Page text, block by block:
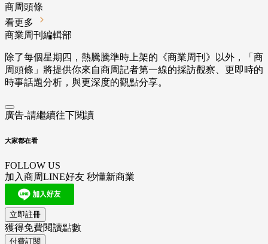
商周頭條
看更多
商業周刊編輯部
除了每個星期四，熱騰騰準時上架的《商業周刊》以外，「商
周頭條」將提供你來自商周記者第一線的採訪觀察、 更即時的
時事話題分析，與更深度的觀點分享。
廣告-請繼續往下閱讀
大家都在看
FOLLOW US
加入商周LINE好友 秒懂新商業
立即註冊
獲得免費閱讀點數
付費訂閱